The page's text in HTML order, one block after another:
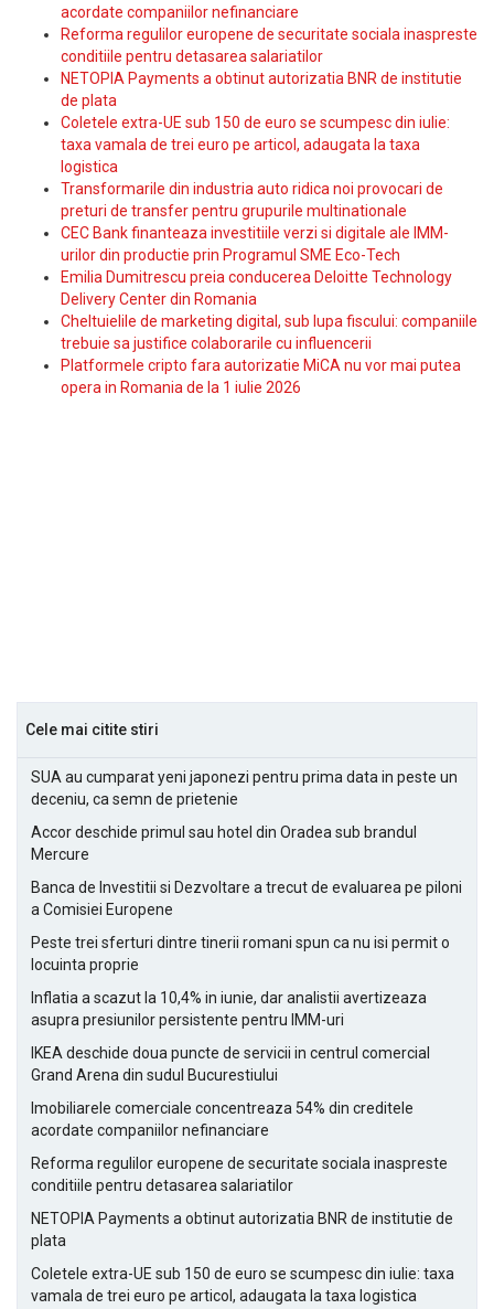
acordate companiilor nefinanciare
Reforma regulilor europene de securitate sociala inaspreste
conditiile pentru detasarea salariatilor
NETOPIA Payments a obtinut autorizatia BNR de institutie
de plata
Coletele extra-UE sub 150 de euro se scumpesc din iulie:
taxa vamala de trei euro pe articol, adaugata la taxa
logistica
Transformarile din industria auto ridica noi provocari de
preturi de transfer pentru grupurile multinationale
CEC Bank finanteaza investitiile verzi si digitale ale IMM-
urilor din productie prin Programul SME Eco-Tech
Emilia Dumitrescu preia conducerea Deloitte Technology
Delivery Center din Romania
Cheltuielile de marketing digital, sub lupa fiscului: companiile
trebuie sa justifice colaborarile cu influencerii
Platformele cripto fara autorizatie MiCA nu vor mai putea
opera in Romania de la 1 iulie 2026
Cele mai citite stiri
SUA au cumparat yeni japonezi pentru prima data in peste un
deceniu, ca semn de prietenie
Accor deschide primul sau hotel din Oradea sub brandul
Mercure
Banca de Investitii si Dezvoltare a trecut de evaluarea pe piloni
a Comisiei Europene
Peste trei sferturi dintre tinerii romani spun ca nu isi permit o
locuinta proprie
Inflatia a scazut la 10,4% in iunie, dar analistii avertizeaza
asupra presiunilor persistente pentru IMM-uri
IKEA deschide doua puncte de servicii in centrul comercial
Grand Arena din sudul Bucurestiului
Imobiliarele comerciale concentreaza 54% din creditele
acordate companiilor nefinanciare
Reforma regulilor europene de securitate sociala inaspreste
conditiile pentru detasarea salariatilor
NETOPIA Payments a obtinut autorizatia BNR de institutie de
plata
Coletele extra-UE sub 150 de euro se scumpesc din iulie: taxa
vamala de trei euro pe articol, adaugata la taxa logistica